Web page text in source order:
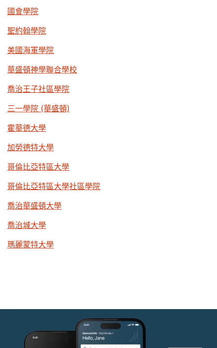
國會學院
聖約翰學院
美國海軍學院
華盛頓神學聯合學校
喬治王子社區學院
三一學院 (華盛頓)
霍華德大學
加勞德特大學
哥倫比亞特區大學
哥倫比亞特區大學社區學院
喬治華盛頓大學
喬治城大學
瑪麗蒙特大學